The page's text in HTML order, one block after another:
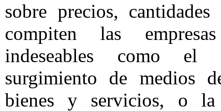
sobre precios,
compiten las
indeseables como el
surgimiento de medios
bienes y servicios, o la